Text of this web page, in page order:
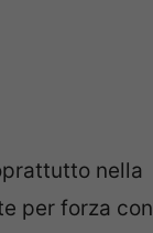
nella
per forza con